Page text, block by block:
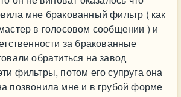
мне бракованный фильтр ( как
в голосовом сообщении ) и
за бракованные
обратиться на завод
фильтры, потом его супруга она
позвонила мне и в грубой форме